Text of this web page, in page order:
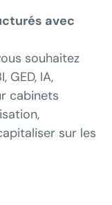
avec
souhaitez
GED, IA,
cabinets
sur les